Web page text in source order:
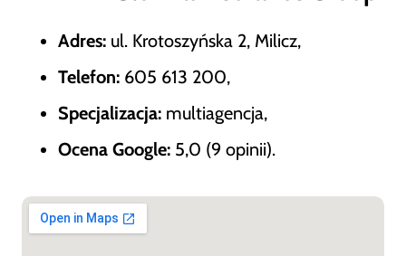
Adres: ul. Krotoszyńska 2, Milicz,
Telefon: 605 613 200,
Specjalizacja: multiagencja,
Ocena Google: 5,0 (9 opinii).